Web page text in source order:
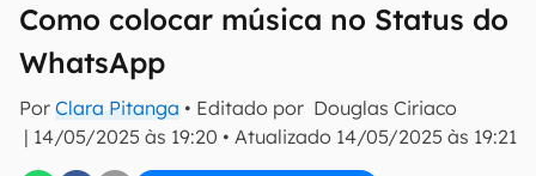
Como colocar música no Status do
WhatsApp
Por Clara Pitanga • Editado por Douglas Ciriaco
| 14/05/2025 às 19:20 • Atualizado 14/05/2025 às 19:21
Confirmo que li, aceito e concordo com os Termos de